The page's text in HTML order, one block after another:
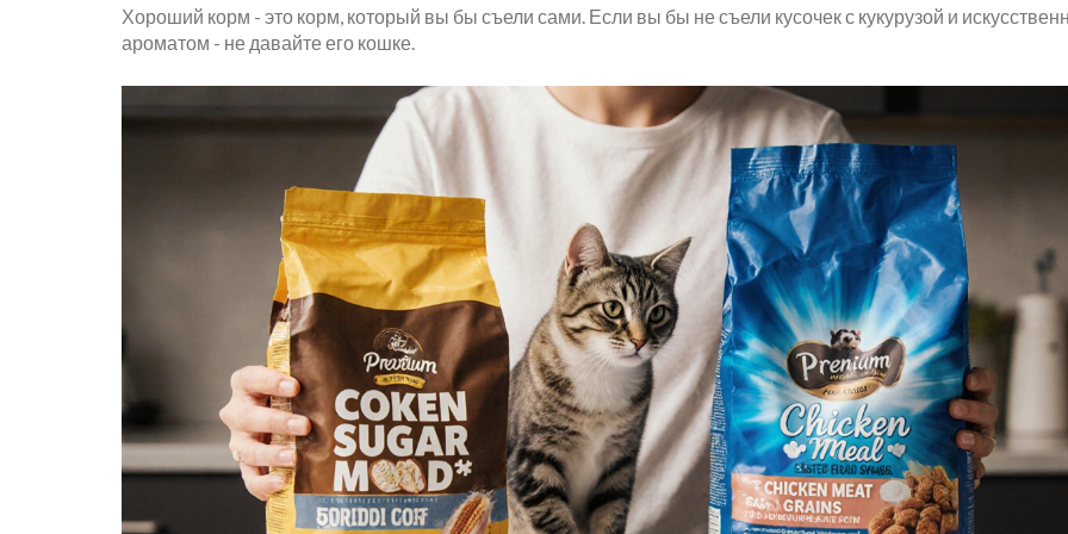
Хороший корм - это корм, который вы бы съели сами. Если вы бы не съели кусочек с кукурузой и
ароматом - не давайте его кошке.